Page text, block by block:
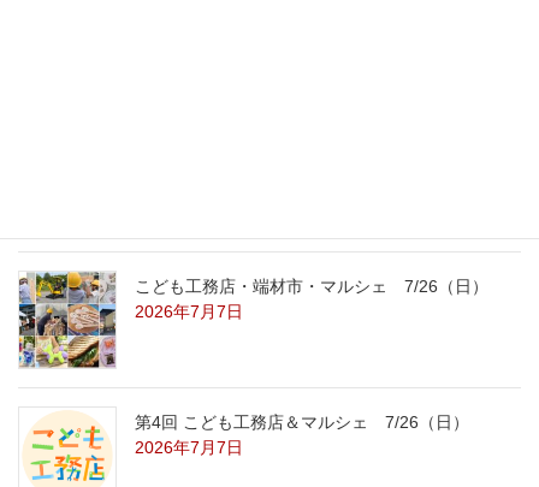
こども工務店・端材市・マルシェ 7/26（日）
2026年7月7日
第4回 こども工務店＆マルシェ 7/26（日）
2026年7月7日